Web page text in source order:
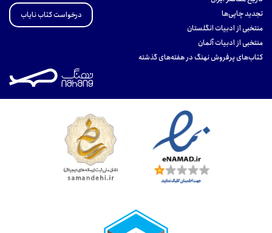
تجدید چاپی‌ها
منتخبی از ادبیات انگلستان
منتخبی از ادبیات آلمان
کتاب‌های پرفروش نهنگ در هفته‌های گذشته
درخواست کتاب نایاب